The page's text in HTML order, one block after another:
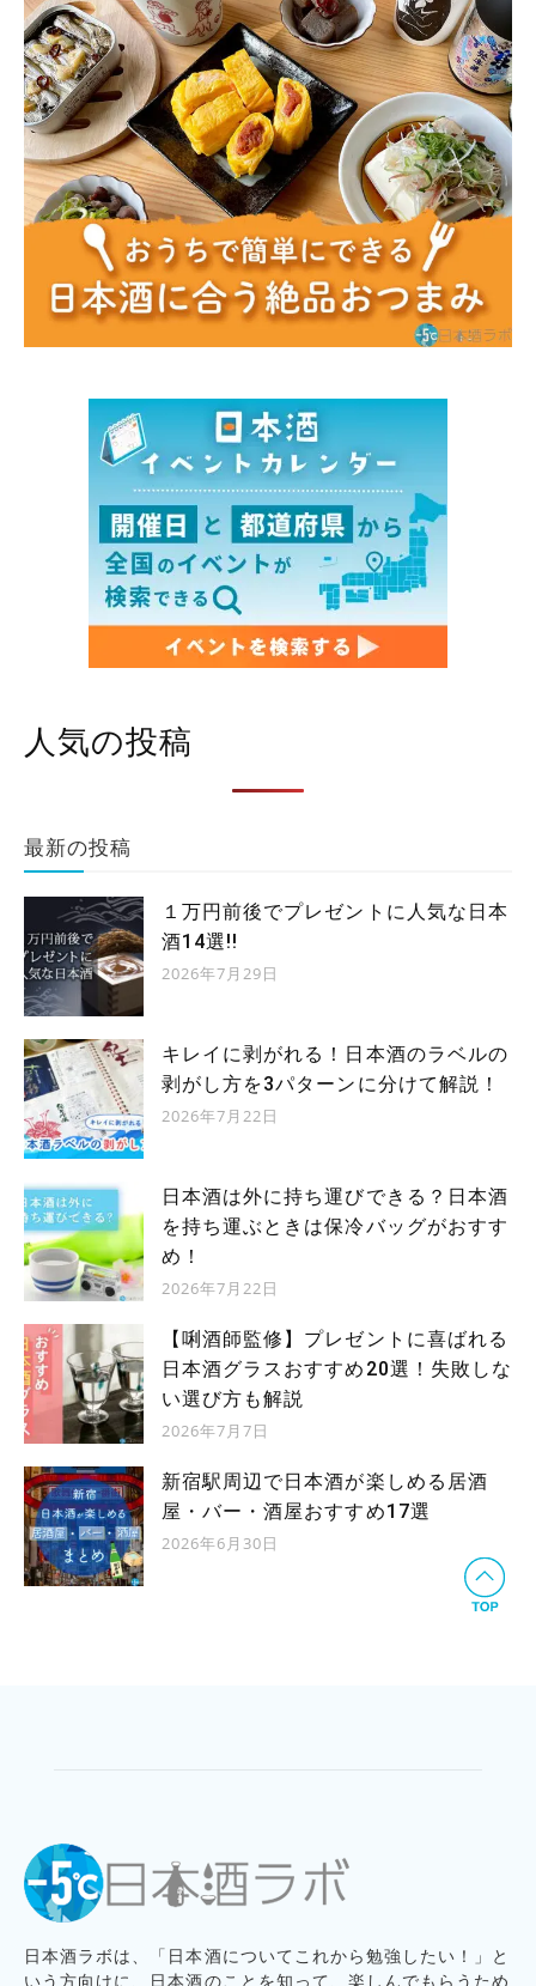
人気の投稿
最新の投稿
１万円前後でプレゼントに人気な日本
酒14選!!
2026年7月29日
キレイに剥がれる！日本酒のラベルの
剥がし方を3パターンに分けて解説！
2026年7月22日
日本酒は外に持ち運びできる？日本酒
を持ち運ぶときは保冷バッグがおすす
め！
2026年7月22日
【唎酒師監修】プレゼントに喜ばれる
日本酒グラスおすすめ20選！失敗しな
い選び方も解説
2026年7月7日
新宿駅周辺で日本酒が楽しめる居酒
屋・バー・酒屋おすすめ17選
2026年6月30日
日本酒ラボは、「日本酒についてこれから勉強したい！」と
いう方向けに、日本酒のことを知って、楽しんでもらうため